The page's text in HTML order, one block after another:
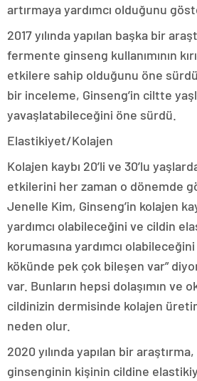
artırmaya yardımcı olduğunu
2017 yılında yapılan başka bir
fermente ginseng kullanımının
etkilere sahip olduğunu öne sürdü
bir inceleme, Ginseng’in ciltte
yavaşlatabileceğini öne sürdü.
Elastikiyet/Kolajen
Kolajen kaybı 20’li ve 30’lu
etkilerini her zaman o dönemde
Jenelle Kim, Ginseng’in kolajen
yardımcı olabileceğini ve cildin
korumasına yardımcı
kökünde pek çok bileşen var”
var. Bunların hepsi dolaşımın ve
cildinizin dermisinde kolajen
neden olur.
2020 yılında yapılan bir araştırma,
ginsenginin kişinin cildine